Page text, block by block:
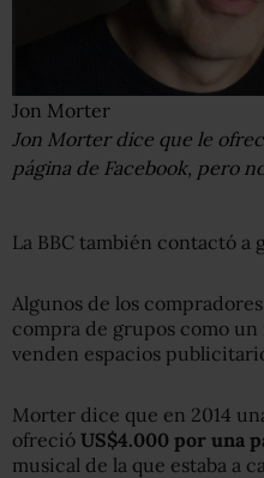
Jon Morter
Jon Morter dice que le
página de Facebook, pero
La BBC también contactó a
Algunos de los
compra de grupos como
venden espacios
Morter dice que en 2014
ofreció US$4.000 por una
musical de la que estaba a